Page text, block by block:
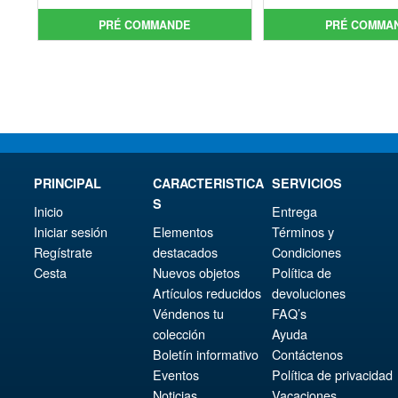
initial
était :
prix
actuel
PRÉ COMMANDE
prix
PRÉ
PRINCIPAL
Inicio
Iniciar sesión
Regístrate
Cesta
CARACTERISTICA
S
Elementos
destacados
Nuevos objetos
Artículos reducidos
Véndenos tu
colección
Boletín informativo
Eventos
SERVICIOS
Entrega
Términos y
Condiciones
Política de
devoluciones
FAQ’s
Ayuda
Contáctenos
Política de privacidad